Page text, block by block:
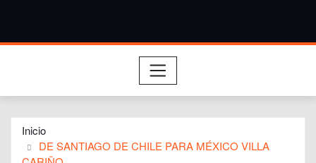
Inicio
DE SANTIAGO DE CHILE PARA MÉXICO VILLA